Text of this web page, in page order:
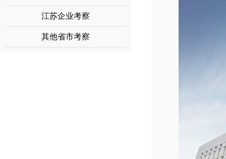
江苏企业考察
其他省市考察